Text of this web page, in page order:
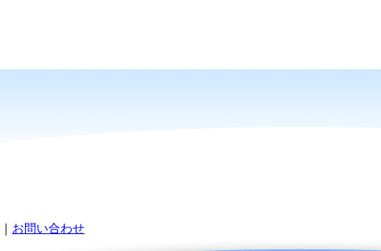
お問い合わせ